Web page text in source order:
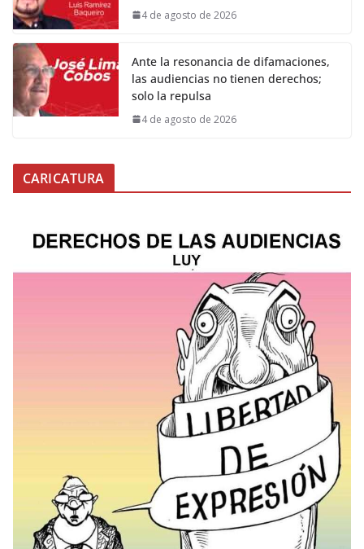
4 de agosto de 2026
Ante la resonancia de difamaciones,
las audiencias no tienen derechos;
solo la repulsa
4 de agosto de 2026
CARICATURA